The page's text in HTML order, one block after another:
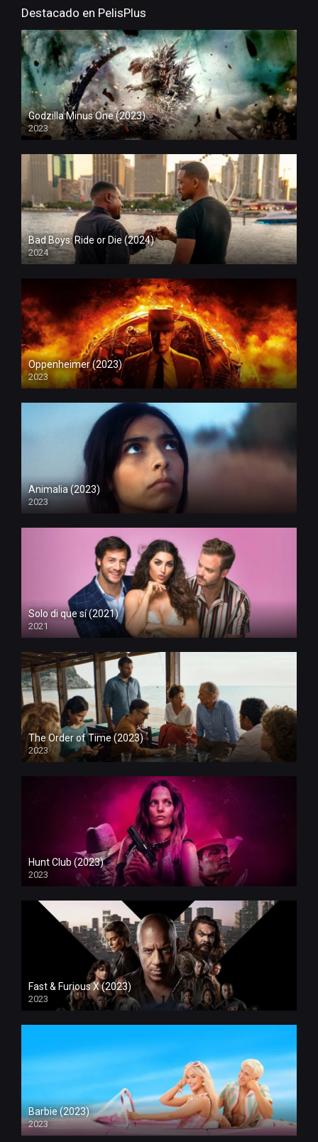
Destacado en PelisPlus
Godzilla Minus One (2023)
2023
Bad Boys: Ride or Die (2024)
2024
Oppenheimer (2023)
2023
Animalia (2023)
2023
Solo di que sí (2021)
2021
The Order of Time (2023)
2023
Hunt Club (2023)
2023
Fast & Furious X (2023)
2023
Barbie (2023)
2023